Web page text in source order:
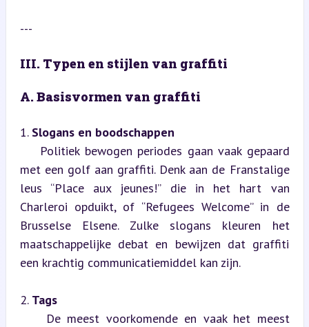
---
III. Typen en stijlen van graffiti
A. Basisvormen van graffiti
1. Slogans en boodschappen
met een golf aan graffiti. Denk aan de Franstalige
leus “Place aux jeunes!” die in het hart van
Charleroi opduikt, of “Refugees Welcome” in de
Brusselse Elsene. Zulke slogans kleuren het
maatschappelijke debat en bewijzen dat graffiti
een krachtig communicatiemiddel kan zijn.
2. Tags